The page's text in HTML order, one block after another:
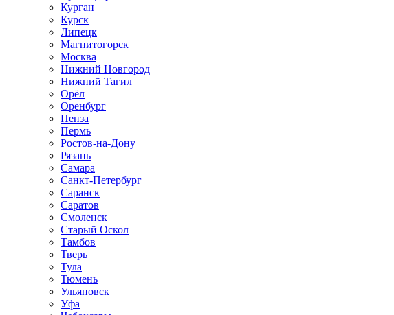
Курган
Курск
Липецк
Магнитогорск
Москва
Нижний Новгород
Нижний Тагил
Орёл
Оренбург
Пенза
Пермь
Ростов‑на‑Дону
Рязань
Самара
Санкт‑Петербург
Саранск
Саратов
Смоленск
Старый Оскол
Тамбов
Тверь
Тула
Тюмень
Ульяновск
Уфа